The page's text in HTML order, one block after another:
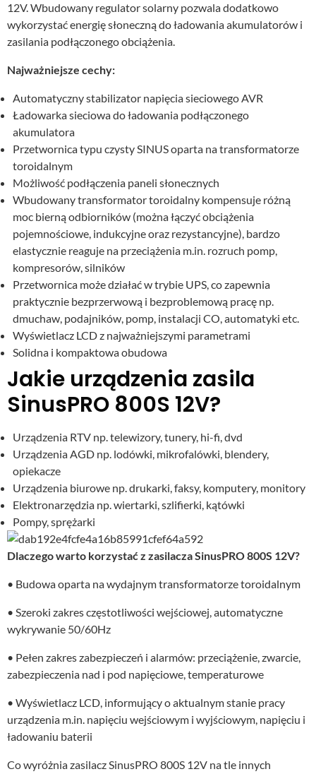
12V. Wbudowany regulator solarny pozwala dodatkowo
wykorzystać energię słoneczną do ładowania akumulatorów i
zasilania podłączonego obciążenia.
Najważniejsze cechy:
Automatyczny stabilizator napięcia sieciowego AVR
Ładowarka sieciowa do ładowania podłączonego
akumulatora
Przetwornica typu czysty SINUS oparta na transformatorze
toroidalnym
Możliwość podłączenia paneli słonecznych
Wbudowany transformator toroidalny kompensuje różną
moc bierną odbiorników (można łączyć obciążenia
pojemnościowe, indukcyjne oraz rezystancyjne), bardzo
elastycznie reaguje na przeciążenia m.in. rozruch pomp,
kompresorów, silników
Przetwornica może działać w trybie UPS, co zapewnia
praktycznie bezprzerwową i bezproblemową pracę np.
dmuchaw, podajników, pomp, instalacji CO, automatyki etc.
Wyświetlacz LCD z najważniejszymi parametrami
Solidna i kompaktowa obudowa
Jakie urządzenia zasila
SinusPRO 800S 12V?
Urządzenia RTV np. telewizory, tunery, hi-fi, dvd
Urządzenia AGD np. lodówki, mikrofalówki, blendery,
opiekacze
Urządzenia biurowe np. drukarki, faksy, komputery, monitory
Elektronarzędzia np. wiertarki, szlifierki, kątówki
Pompy, sprężarki
Dlaczego warto korzystać z zasilacza SinusPRO 800S 12V?
• Budowa oparta na wydajnym transformatorze toroidalnym
• Szeroki zakres częstotliwości wejściowej, automatyczne
wykrywanie 50/60Hz
• Pełen zakres zabezpieczeń i alarmów: przeciążenie, zwarcie,
zabezpieczenia nad i pod napięciowe, temperaturowe
• Wyświetlacz LCD, informujący o aktualnym stanie pracy
urządzenia m.in. napięciu wejściowym i wyjściowym, napięciu i
ładowaniu baterii
Co wyróżnia zasilacz SinusPRO 800S 12V na tle innych